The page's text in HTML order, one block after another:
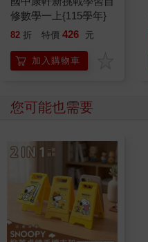
修數學一上{115學年}
82 折 特價 426 元
加入購物車
您可能也需要